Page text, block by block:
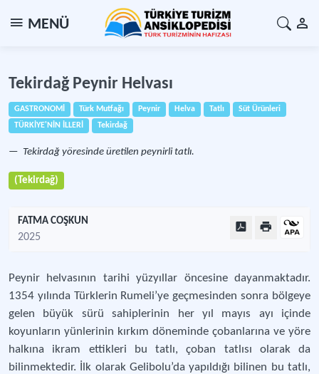
MENÜ
Tekirdağ Peynir Helvası
GASTRONOMİ Türk Mutfağı Peynir Helva Tatlı
Süt Ürünleri
TÜRKİYE'NİN İLLERİ
Tekirdağ
Tekirdağ yöresinde üretilen peynirli tatlı.
(Tekirdağ)
FATMA COŞKUN
2025
Peynir helvasının tarihi yüzyıllar öncesine dayanmaktadır.
1354 yılında Türklerin Rumeli’ye geçmesinden sonra bölgeye
gelen büyük sürü sahiplerinin her yıl mayıs ayı içinde
koyunların yünlerinin kırkım döneminde çobanlarına ve yöre
halkına ikram ettikleri bu tatlı, çoban tatlısı olarak da
bilinmektedir. İlk olarak Gelibolu’da yapıldığı bilinen bu tatlı,